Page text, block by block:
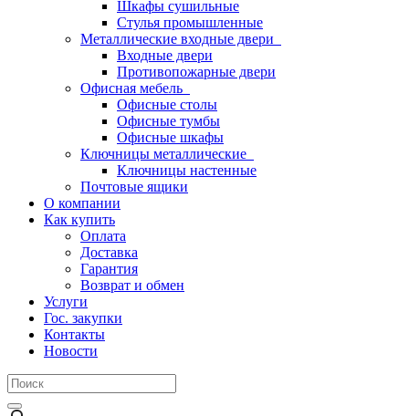
Шкафы сушильные
Стулья промышленные
Металлические входные двери
Входные двери
Противопожарные двери
Офисная мебель
Офисные столы
Офисные тумбы
Офисные шкафы
Ключницы металлические
Ключницы настенные
Почтовые ящики
О компании
Как купить
Оплата
Доставка
Гарантия
Возврат и обмен
Услуги
Гос. закупки
Контакты
Новости